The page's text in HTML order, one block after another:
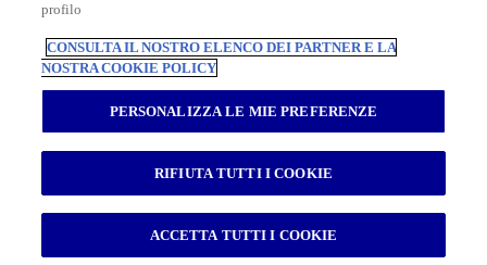
Inter Partner Assistance S.A. Compagnia di Assicurazioni e Riassicurazioni
Tel.06/42118.1 Sede legale Bruxelles – 7, Boulevard du Régent – Capitale
sociale € 180.702.613,00 interamente versato – Gruppo AXA Partners N.
Iscrizione all’Albo Imprese di Assicurazioni e Riassicurazioni I.00014 -
Autorizzazione Ministeriale n. 19662 del 19.10.1993 Registro delle Imprese di
Roma RM – Numero REA 792129 - Part. I.V.A. 04673941003 - Cod. Fisc.
03420940151
AXA Schengen Insurance|AXA Seguros y asistencia en viajes
profilo
CONSULTA IL NOSTRO ELENCO DEI PARTNER E LA
NOSTRA COOKIE POLICY
PERSONALIZZA LE MIE PREFERENZE
RIFIUTA TUTTI I COOKIE
ACCETTA TUTTI I COOKIE